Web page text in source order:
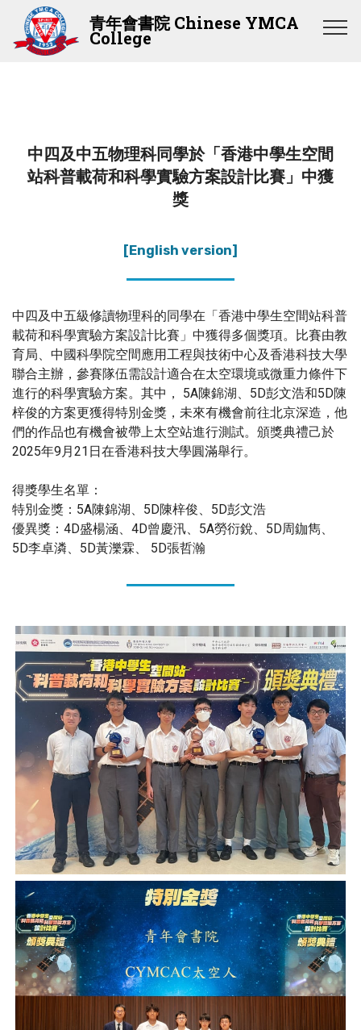
青年會書院 Chinese YMCA
College
中四及中五物理科同學於「香港中學生空間
站科普載荷和科學實驗方案設計比賽」中獲
獎
[English version]
中四及中五級修讀物理科的同學在「香港中學生空間站科普
載荷和科學實驗方案設計比賽」中獲得多個獎項。比賽由教
育局、中國科學院空間應用工程與技術中心及香港科技大學
聯合主辦，參賽隊伍需設計適合在太空環境或微重力條件下
進行的科學實驗方案。其中， 5A陳錦湖、5D彭文浩和5D陳
梓俊的方案更獲得特別金獎，未來有機會前往北京深造，他
們的作品也有機會被帶上太空站進行測試。頒獎典禮己於
2025年9月21日在香港科技大學圓滿舉行。
得獎學生名單：
特別金獎：5A陳錦湖、5D陳梓俊、5D彭文浩
優異獎：4D盛楊涵、4D曾慶汛、5A勞衍銳、5D周鉫雋、
5D李卓潾、5D黃濼霖、 5D張哲瀚